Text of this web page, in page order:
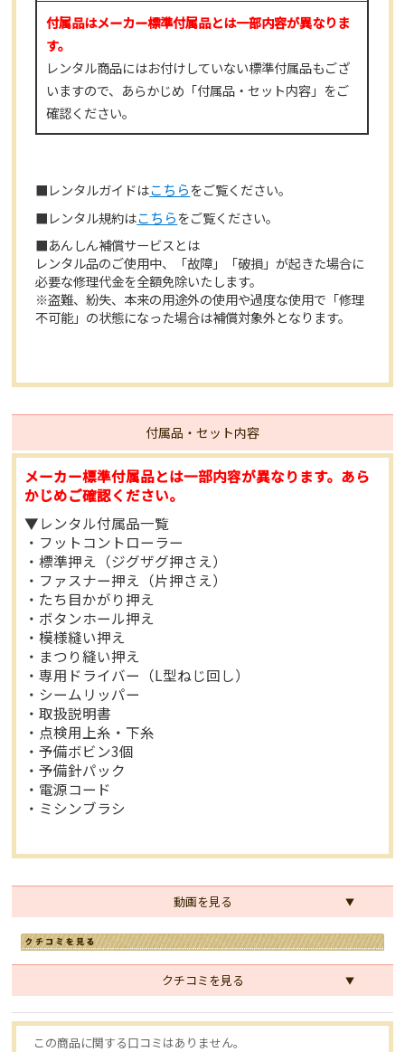
付属品はメーカー標準付属品とは一部内容が異なりま
す。
レンタル商品にはお付けしていない標準付属品もござ
いますので、あらかじめ「付属品・セット内容」をご
確認ください。
■レンタルガイドはこちらをご覧ください。
■レンタル規約はこちらをご覧ください。
■あんしん補償サービスとは
レンタル品のご使用中、「故障」「破損」が起きた場合に
必要な修理代金を全額免除いたします。
※盗難、紛失、本来の用途外の使用や過度な使用で「修理
不可能」の状態になった場合は補償対象外となります。
付属品・セット内容
メーカー標準付属品とは一部内容が異なります。あら
かじめご確認ください。
▼レンタル付属品一覧
・フットコントローラー
・標準押え（ジグザグ押さえ）
・ファスナー押え（片押さえ）
・たち目かがり押え
・ボタンホール押え
・模様縫い押え
・まつり縫い押え
・専用ドライバー（L型ねじ回し）
・シームリッパー
・取扱説明書
・点検用上糸・下糸
・予備ボビン3個
・予備針パック
・電源コード
・ミシンブラシ
動画を見る
クチコミを見る
この商品に関する口コミはありません。